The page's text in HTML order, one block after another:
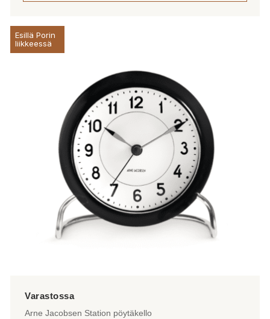
Esillä Porin
liikkeessä
Arne Jacobsen Station pöytäkello